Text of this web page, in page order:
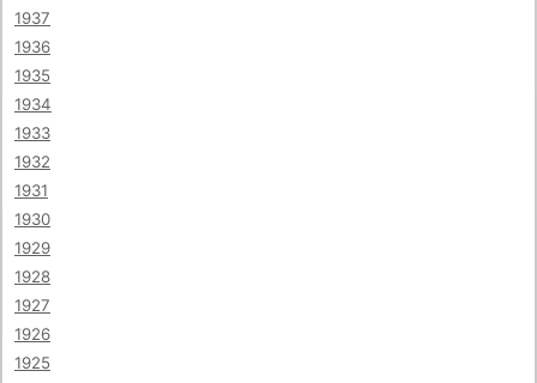
1937
1936
1935
1934
1933
1932
1931
1930
1929
1928
1927
1926
1925